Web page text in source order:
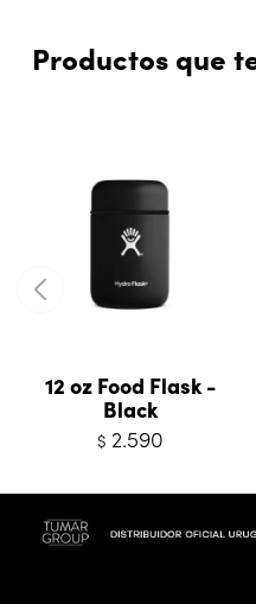
Productos que
12 oz Food Flask -
Black
$ 2.590